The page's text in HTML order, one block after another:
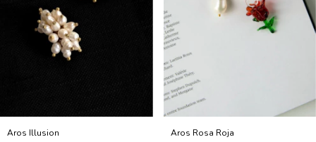
Aros Illusion Aros Rosa Roja